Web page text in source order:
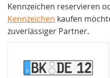
Kennzeichen reservieren
Kennzeichen kaufen
zuverlässiger Partner.